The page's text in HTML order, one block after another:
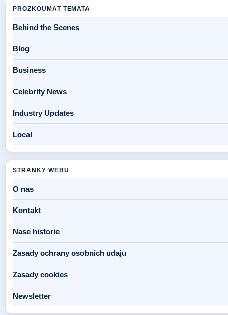
PROZKOUMAT TEMATA
Behind the Scenes
Blog
Business
Celebrity News
Industry Updates
Local
STRANKY WEBU
O nas
Kontakt
Nase historie
Zasady ochrany osobnich udaju
Zasady cookies
Newsletter